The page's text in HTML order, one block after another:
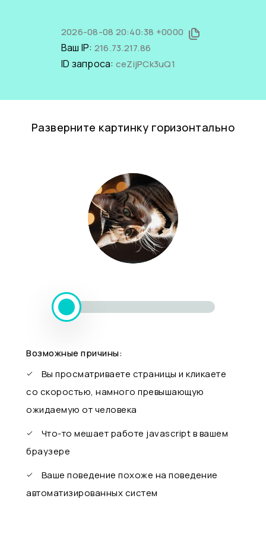
2026-08-08 20:40:38 +0000
Ваш IP: 216.73.217.86
ID запроса: ceZijPCk3uQ1
Разверните картинку горизонтально
Возможные причины:
Вы просматриваете страницы и кликаете
со скоростью, намного превышающую
ожидаемую от человека
Что-то мешает работе javascript в вашем
браузере
Ваше поведение похоже на поведение
автоматизированных систем